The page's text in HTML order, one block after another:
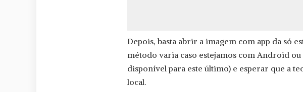
Depois, basta abrir a imagem com app da só
método varia caso estejamos com Android ou
disponível para este último) e esperar que a
local.